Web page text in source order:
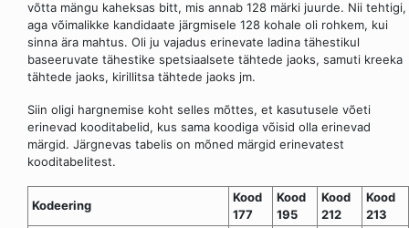
võtta mängu kaheksas bitt, mis annab 128 märki juurde. Nii tehtigi,
aga võimalikke kandidaate järgmisele 128 kohale oli rohkem, kui
sinna ära mahtus. Oli ju vajadus erinevate ladina tähestikul
baseeruvate tähestike spetsiaalsete tähtede jaoks, samuti kreeka
tähtede jaoks, kirillitsa tähtede jaoks jm.
Siin oligi hargnemise koht selles mõttes, et kasutusele võeti
erinevad kooditabelid, kus sama koodiga võisid olla erinevad
märgid. Järgnevas tabelis on mõned märgid erinevatest
kooditabelitest.
Kodeering
Kood
177
Kood
195
Kood
212
Kood
213